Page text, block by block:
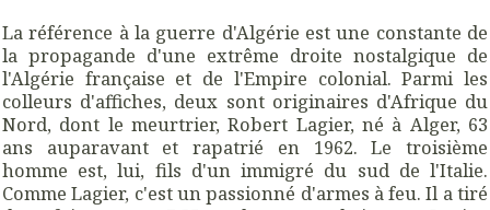
La référence à la guerre d'Algérie est une constante de
la propagande d'une extrême droite nostalgique de
l'Algérie française et de l'Empire colonial. Parmi les
colleurs d'affiches, deux sont originaires d'Afrique du
Nord, dont le meurtrier, Robert Lagier, né à Alger, 63
ans auparavant et rapatrié en 1962. Le troisième
homme est, lui, fils d'un immigré du sud de l'Italie.
Comme Lagier, c'est un passionné d'armes à feu. Il a tiré